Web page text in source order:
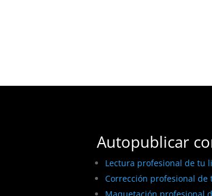
Autopublicar
Lectura profesional de tu
Corrección profesional de